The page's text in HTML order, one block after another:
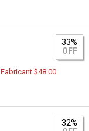
33%
OFF
$48.00
32%